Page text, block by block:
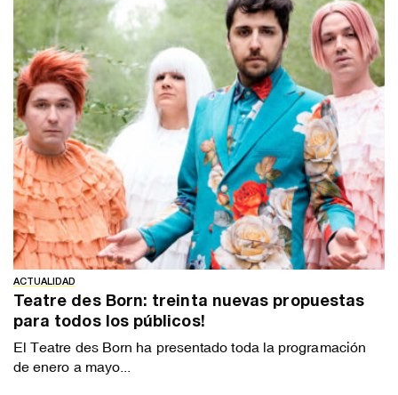
ACTUALIDAD
Teatre des Born: treinta nuevas propuestas
para todos los públicos!
El Teatre des Born ha presentado toda la programación
de enero a mayo...